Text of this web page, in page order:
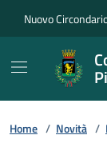
Nuovo
Home / Novità /